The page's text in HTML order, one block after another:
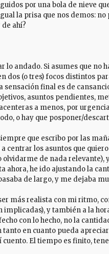
por una bola de nieve
la prisa que nos demos:
de ahí?
lo andado. Si asumes que
dos (o tres) focos distintos
sensación final es de
asuntos pendientes,
a menos, por
o hay que posponer/
que escribo por las
centrar los asuntos que
olvidarme de nada
ahora, he ido ajustando la
de largo, y me dejaba
más realista con mi ritmo,
implicadas), y también a la
con lo hecho, no la
tanto en cuanto pueda
cuento. El tiempo es finito,